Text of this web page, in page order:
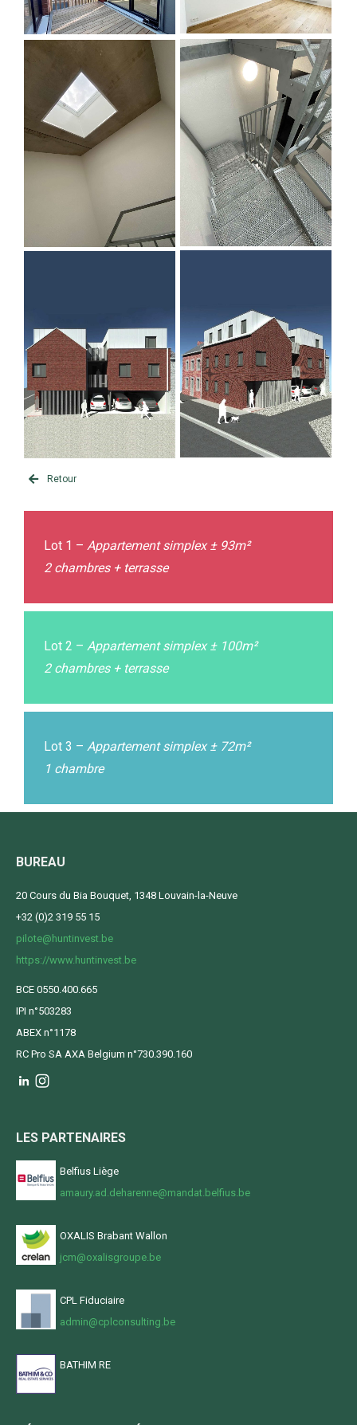
Retour
Lot 1 – Appartement simplex ± 93m²
2 chambres + terrasse
Lot 2 – Appartement simplex ± 100m²
2 chambres + terrasse
Lot 3 – Appartement simplex ± 72m²
1 chambre
BUREAU
20 Cours du Bia Bouquet, 1348 Louvain-la-Neuve
+32 (0)2 319 55 15
pilote@huntinvest.be
https://www.huntinvest.be
BCE 0550.400.665
IPI n°503283
ABEX n°1178
RC Pro SA AXA Belgium n°730.390.160
LES PARTENAIRES
Belfius Liège
amaury.ad.deharenne@mandat.belfius.be
OXALIS Brabant Wallon
jcm@oxalisgroupe.be
CPL Fiduciaire
admin@cplconsulting.be
BATHIM RE